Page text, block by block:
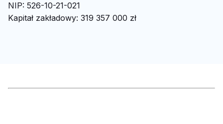
NIP: 526-10-21-021
Kapitał zakładowy: 319 357 000 zł